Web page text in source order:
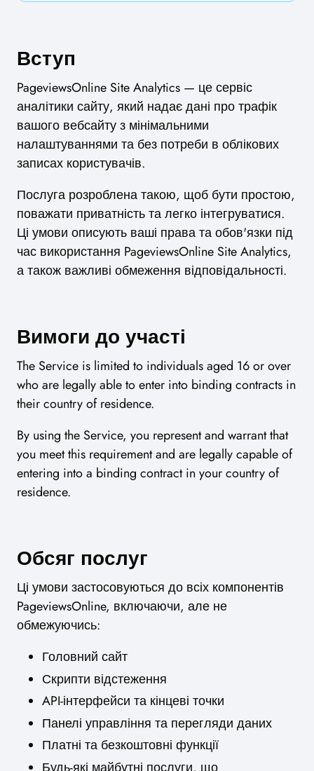
Вступ
PageviewsOnline Site Analytics — це сервіс
аналітики сайту, який надає дані про трафік
вашого вебсайту з мінімальними
налаштуваннями та без потреби в облікових
записах користувачів.
Послуга розроблена такою, щоб бути простою,
поважати приватність та легко інтегруватися.
Ці умови описують ваші права та обов'язки під
час використання PageviewsOnline Site Analytics,
а також важливі обмеження відповідальності.
Вимоги до участі
The Service is limited to individuals aged 16 or over
who are legally able to enter into binding contracts in
their country of residence.
By using the Service, you represent and warrant that
you meet this requirement and are legally capable of
entering into a binding contract in your country of
residence.
Обсяг послуг
Ці умови застосовуються до всіх компонентів
PageviewsOnline, включаючи, але не
обмежуючись:
Головний сайт
Скрипти відстеження
API-інтерфейси та кінцеві точки
Панелі управління та перегляди даних
Платні та безкоштовні функції
Будь-які майбутні послуги, що